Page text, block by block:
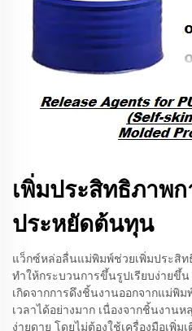
เพิ่มประสิทธิภาพ
ประหยัดต้นทุน
แว็กซ์หล่อลื่นแม่พิมพ์ช่วยเพิ่มประสิท
ทำให้กระบวนการขึ้นรูปเรียบง่ายขึ้
เกิดจากการดึงชิ้นงานออกจากแม่พิ
เวลาได้อย่างมาก เนื่องจากชิ้นงาน
ง่ายดาย โดยไม่ต้องใช้เครื่องมือเพิ่